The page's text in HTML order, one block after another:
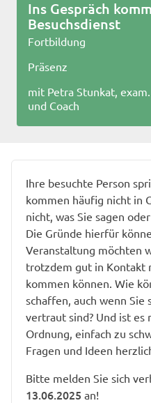
Ins Gespräch
Besuchsdienst
Fortbildung
Präsenz
mit Petra Stunkat,
und Coach
Ihre besuchte Person
kommen häufig nicht in
nicht, was Sie sagen
Die Gründe hierfür
Veranstaltung möchten
trotzdem gut in Kontakt
kommen können. Wie
schaffen, auch wenn Sie
vertraut sind? Und ist es
Ordnung, einfach zu
Fragen und Ideen
Bitte melden Sie sich
13.06.2025 an!